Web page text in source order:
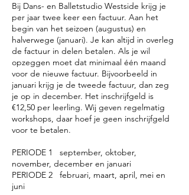
Bij Dans- en Balletstudio Westside krijg je
per jaar twee keer een factuur. Aan het
begin van het seizoen (augustus) en
halverwege (januari). Je kan altijd in overleg
de factuur in delen betalen. Als je wil
opzeggen moet dat minimaal één maand
voor de nieuwe factuur. Bijvoorbeeld in
januari krijg je de tweede factuur, dan zeg
je op in december. Het inschrijfgeld is
€12,50 per leerling. Wij geven regelmatig
workshops, daar hoef je geen inschrijfgeld
voor te betalen. ​
PERIODE 1 september, oktober,
november, december en januari
PERIODE 2 februari, maart, april, mei en
juni